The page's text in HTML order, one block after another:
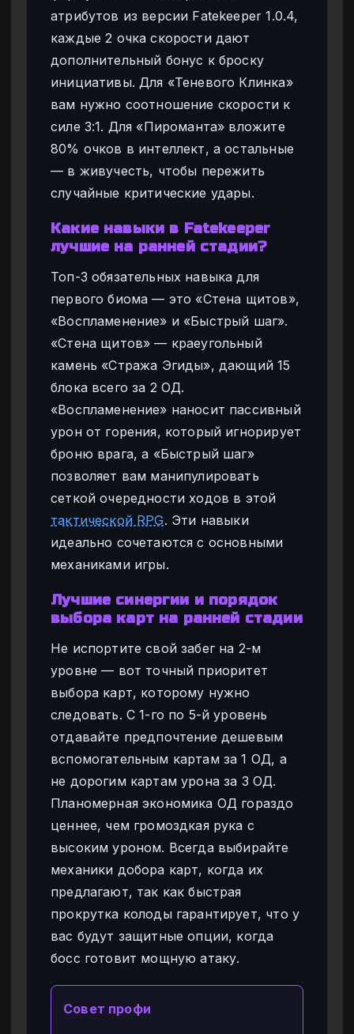
атрибутов из версии Fatekeeper 1.0.4,
каждые 2 очка скорости дают
дополнительный бонус к броску
инициативы. Для «Теневого Клинка»
вам нужно соотношение скорости к
силе 3:1. Для «Пироманта» вложите
80% очков в интеллект, а остальные
— в живучесть, чтобы пережить
случайные критические удары.
Какие навыки в Fatekeeper
лучшие на ранней стадии?
Топ-3 обязательных навыка для
первого биома — это «Стена щитов»,
«Воспламенение» и «Быстрый шаг».
«Стена щитов» — краеугольный
камень «Стража Эгиды», дающий 15
блока всего за 2 ОД.
«Воспламенение» наносит пассивный
урон от горения, который игнорирует
броню врага, а «Быстрый шаг»
позволяет вам манипулировать
сеткой очередности ходов в этой
тактической RPG. Эти навыки
идеально сочетаются с основными
механиками игры.
Лучшие синергии и порядок
выбора карт на ранней стадии
Не испортите свой забег на 2-м
уровне — вот точный приоритет
выбора карт, которому нужно
следовать. С 1-го по 5-й уровень
отдавайте предпочтение дешевым
вспомогательным картам за 1 ОД, а
не дорогим картам урона за 3 ОД.
Планомерная экономика ОД гораздо
ценнее, чем громоздкая рука с
высоким уроном. Всегда выбирайте
механики добора карт, когда их
предлагают, так как быстрая
прокрутка колоды гарантирует, что у
вас будут защитные опции, когда
босс готовит мощную атаку.
Совет профи